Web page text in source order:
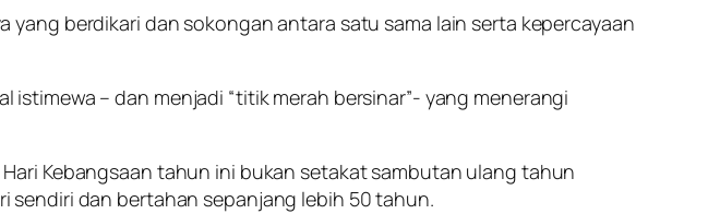
berdikari dan sokongan antara satu sama lain serta kepercayaan
– dan menjadi “titik merah bersinar”- yang menerangi
Kebangsaan tahun ini bukan setakat sambutan ulang tahun
sendiri dan bertahan sepanjang lebih 50 tahun.